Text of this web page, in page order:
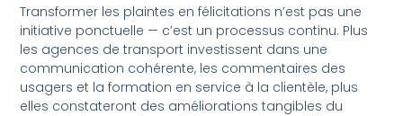
Transformer les plaintes en félicitations n’est pas une
initiative ponctuelle — c’est un processus continu. Plus
les agences de transport investissent dans une
communication cohérente, les commentaires des
usagers et la formation en service à la clientèle, plus
elles constateront des améliorations tangibles du